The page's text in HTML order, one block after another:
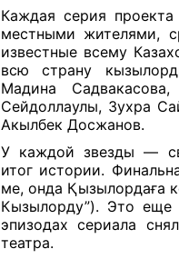
Каждая серия
местными жителями,
известные всему
всю страну
Мадина
Сейдоллаулы, Зухра
Акылбек Досжанов.
У каждой звезды —
итог истории.
ме, онда Қызылордаға
Кызылорду”). Это еще
эпизодах сериала
театра.